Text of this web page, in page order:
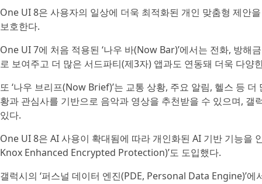
One UI 8은 사용자의 일상에 더욱 최적화된 개인 맞춤형 제안
보호한다.
One UI 7에 처음 적용된 ‘나우 바(Now Bar)’에서는 전화, 방
로 보여주고 더 많은 서드파티(제3자) 앱과도 연동돼 더욱 다양
또 ‘나우 브리프(Now Brief)’는 교통 상황, 주요 알림, 헬스 등
황과 관심사를 기반으로 음악과 영상을 추천받을 수 있으며,
있다.
One UI 8은 AI 사용이 확대됨에 따라 개인화된 AI 기반 기능을
Knox Enhanced Encrypted Protection)’도 도입했다.
갤럭시의 ‘퍼스널 데이터 엔진(PDE, Personal Data Engine)’에